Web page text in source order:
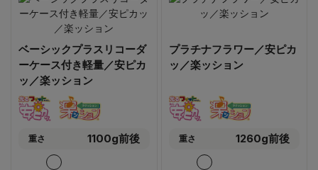
ベーシックプラスリコーダ
ーケース付き軽量／安ピカ
ッ／楽ッション
重さ 1100g前後
プラチナフラワー／安ピカ
ッ／楽ッション
重さ 1260g前後